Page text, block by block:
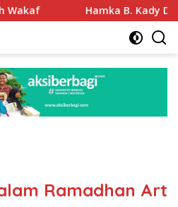
Hamka B. Kady Desak Evaluasi
Ramadhan Art